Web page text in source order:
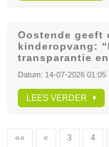
Oostende geeft
kinderopvang:
transparantie
Datum: 14-07-2026 01:05
LEES VERDER
«« « 3 4